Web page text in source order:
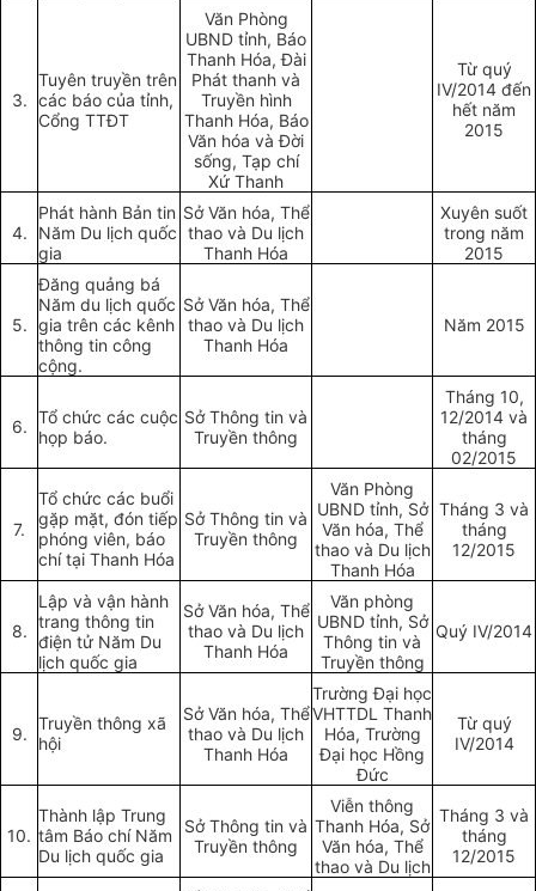
3.
Tuyên truyền trên
các báo của tỉnh,
Cổng TTĐT
Văn Phòng
UBND tỉnh, Báo
Thanh Hóa, Đài
Phát thanh và
Truyền hình
Thanh Hóa, Báo
Văn hóa và Đời
sống, Tạp chí
Xứ Thanh
Từ quý
IV/2014 đến
hết năm
2015
4.
Phát hành Bản tin
Năm Du lịch quốc
gia
Sở Văn hóa, Thể
thao và Du lịch
Thanh Hóa
Xuyên suốt
trong năm
2015
5.
Đăng quảng bá
Năm du lịch quốc
gia trên các kênh
thông tin công
cộng.
Sở Văn hóa, Thể
thao và Du lịch
Thanh Hóa
Năm 2015
6. Tổ chức các cuộc
họp báo.
Sở Thông tin và
Truyền thông
Tháng 10,
12/2014 và
tháng
02/2015
7.
Tổ chức các buổi
gặp mặt, đón tiếp
phóng viên, báo
chí tại Thanh Hóa
Sở Thông tin và
Truyền thông
Văn Phòng
UBND tỉnh, Sở
Văn hóa, Thể
thao và Du lịch
Thanh Hóa
Tháng 3 và
tháng
12/2015
8.
Lập và vận hành
trang thông tin
điện tử Năm Du
lịch quốc gia
Sở Văn hóa, Thể
thao và Du lịch
Thanh Hóa
Văn phòng
UBND tỉnh, Sở
Thông tin và
Truyền thông
Quý IV/2014
9.
Truyền thông xã
hội
Sở Văn hóa, Thể
thao và Du lịch
Thanh Hóa
Trường Đại học
VHTTDL Thanh
Hóa, Trường
Đại học Hồng
Đức
Từ quý
IV/2014
10.
Thành lập Trung
tâm Báo chí Năm
Du lịch quốc gia
Sở Thông tin và
Truyền thông
Viễn thông
Thanh Hóa, Sở
Văn hóa, Thể
thao và Du lịch
Tháng 3 và
tháng
12/2015